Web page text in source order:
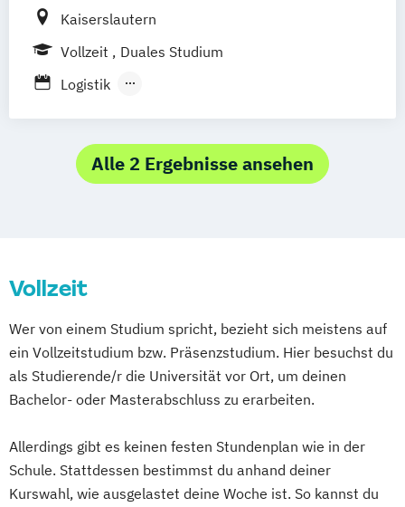
Schwentinental / Kiel
Kaiserslautern
Vollzeit
Duales Studium
Logistik
Alle 2 Ergebnisse ansehen
Vollzeit
Wer von einem Studium spricht, bezieht sich meistens auf
ein Vollzeitstudium bzw. Präsenzstudium. Hier besuchst du
als Studierende/r die Universität vor Ort, um deinen
Bachelor- oder Masterabschluss zu erarbeiten.
Allerdings gibt es keinen festen Stundenplan wie in der
Schule. Stattdessen bestimmst du anhand deiner
Kurswahl, wie ausgelastet deine Woche ist. So kannst du